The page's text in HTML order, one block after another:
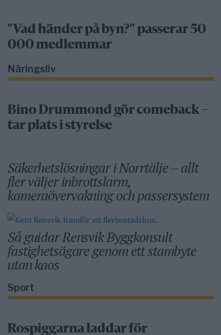
”Vad händer på byn?” passerar 50
000 medlemmar
Näringsliv
Bino Drummond gör comeback –
tar plats i styrelse
Säkerhetslösningar i Norrtälje – allt
fler väljer inbrottslarm,
kameraövervakning och passersystem
Så guidar Rensvik Byggkonsult
fastighetsägare genom ett stambyte
utan kaos
Sport
Rospiggarna laddar för